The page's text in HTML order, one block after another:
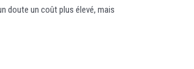
doute un coût plus élevé, mais